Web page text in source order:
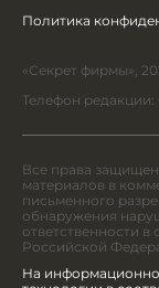
Политика
«Секрет фирмы»,
Телефон редакции:
Все права
материалов в
письменного
обнаружения
ответственности в
Российской
На